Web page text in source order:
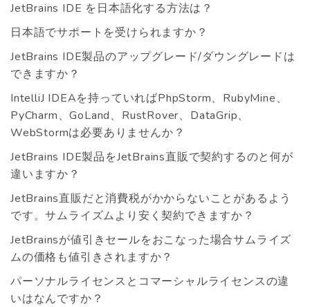
JetBrains IDE を日本語化する方法は？
日本語でサポートを受けられますか？
JetBrains IDE製品のアップグレード/ダウングレードは
できますか？
IntelliJ IDEAを持っていればPhpStorm、RubyMine、
PyCharm、GoLand、RustRover、DataGrip、
WebStormは必要ありませんか？
JetBrains IDE製品をJetBrains直販で契約するのと何が
違いますか？
JetBrains直販だと消費税がかからないことがあるよう
です。サムライズムより安く契約できますか？
JetBrainsが値引きセールをおこなった場合サムライズ
ムの価格も値引きされますか？
パーソナルライセンスとコマーシャルライセンスの違
いはなんですか？